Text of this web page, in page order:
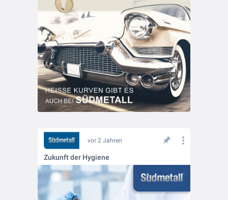
vor 2 Jahren
Zukunft der Hygiene